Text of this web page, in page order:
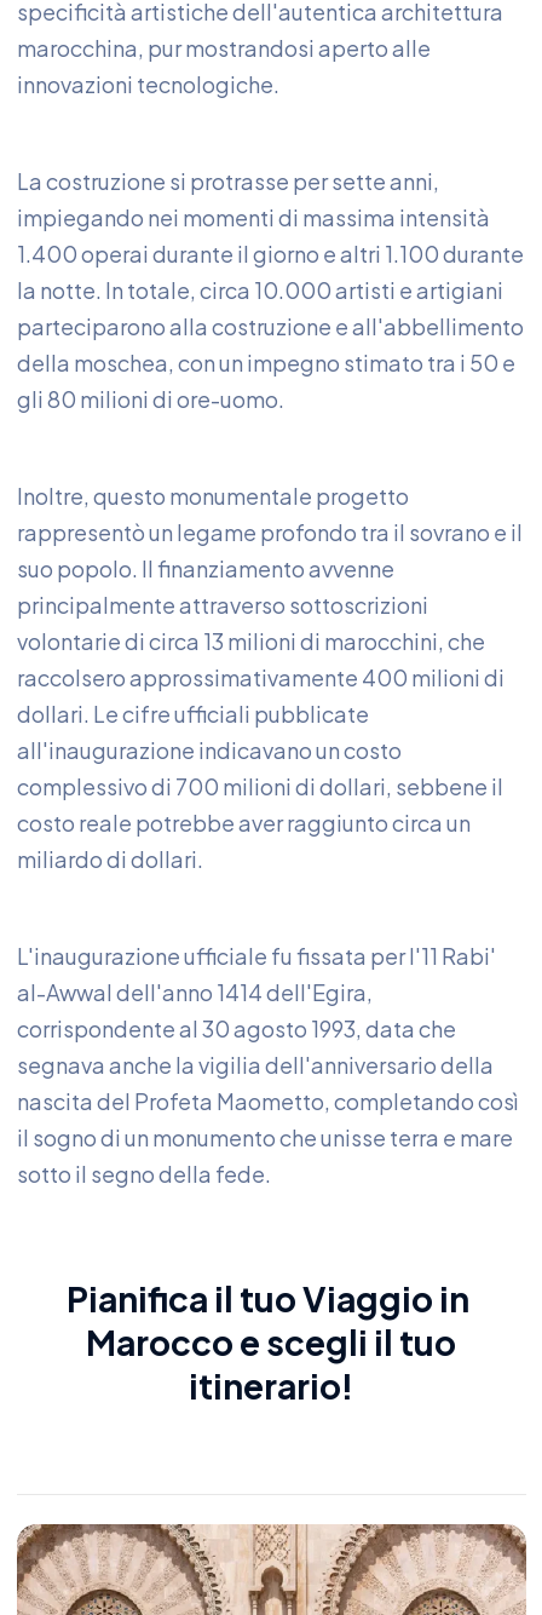
specificità artistiche dell'autentica architettura
marocchina, pur mostrandosi aperto alle
innovazioni tecnologiche.
La costruzione si protrasse per sette anni,
impiegando nei momenti di massima intensità
1.400 operai durante il giorno e altri 1.100 durante
la notte. In totale, circa 10.000 artisti e artigiani
parteciparono alla costruzione e all'abbellimento
della moschea, con un impegno stimato tra i 50 e
gli 80 milioni di ore-uomo.
Inoltre, questo monumentale progetto
rappresentò un legame profondo tra il sovrano e il
suo popolo. Il finanziamento avvenne
principalmente attraverso sottoscrizioni
volontarie di circa 13 milioni di marocchini, che
raccolsero approssimativamente 400 milioni di
dollari. Le cifre ufficiali pubblicate
all'inaugurazione indicavano un costo
complessivo di 700 milioni di dollari, sebbene il
costo reale potrebbe aver raggiunto circa un
miliardo di dollari.
L'inaugurazione ufficiale fu fissata per l'11 Rabi'
al-Awwal dell'anno 1414 dell'Egira,
corrispondente al 30 agosto 1993, data che
segnava anche la vigilia dell'anniversario della
nascita del Profeta Maometto, completando così
il sogno di un monumento che unisse terra e mare
sotto il segno della fede.
Pianifica il tuoViaggio in
Marocco e scegli il tuo
itinerario!